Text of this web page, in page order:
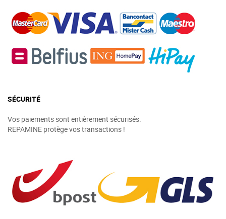
SÉCURITÉ
Vos paiements sont entièrement sécurisés.
REPAMINE protège vos transactions !